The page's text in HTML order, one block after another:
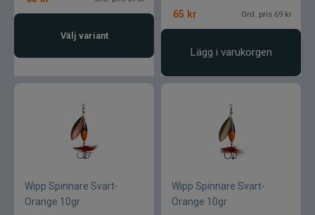
Ultimate Nordic
UNI produkter
UTC produkter
Viking herring
Välj variant
65 kr Ord. pris 69 kr
Lägg i varukorgen
Wipp Spinnare Svart-
Orange 10gr
Wipp Spinnare Svart-
Orange 10gr